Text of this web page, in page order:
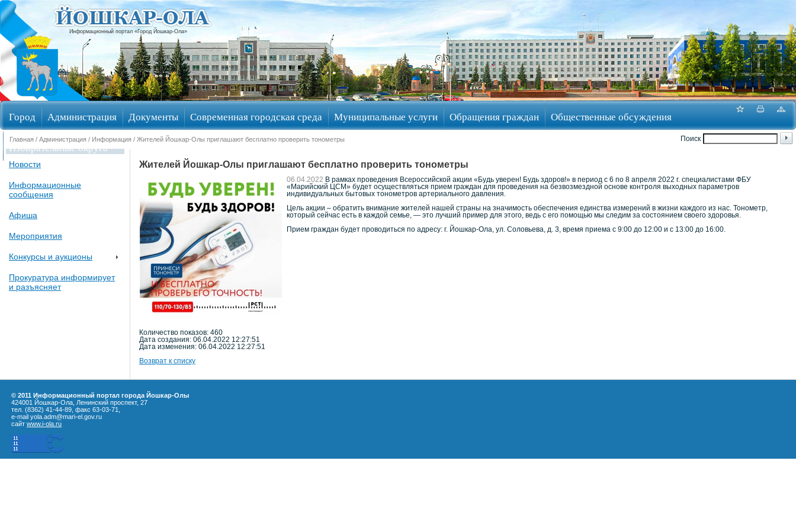
Информационный портал «Город Йошкар-Ола»
Город Администрация Документы Современная городская среда Муниципальные услуги Обращения граждан Общественные обсуждения
Избирательные округа
Поиск
Главная / Администрация / Информация / Жителей Йошкар-Олы приглашают бесплатно проверить тонометры
Новости
Информационные
сообщения
Афиша
Мероприятия
Конкурсы и аукционы
Прокуратура информирует
и разъясняет
Жителей Йошкар-Олы приглашают бесплатно проверить тонометры
06.04.2022 В рамках проведения Всероссийской акции «Будь уверен! Будь здоров!» в период с 6 по 8 апреля 2022 г. специалистами ФБУ
«Марийский ЦСМ» будет осуществляться прием граждан для проведения на безвозмездной основе контроля выходных параметров
индивидуальных бытовых тонометров артериального давления.
Цель акции – обратить внимание жителей нашей страны на значимость обеспечения единства измерений в жизни каждого из нас. Тонометр,
который сейчас есть в каждой семье, — это лучший пример для этого, ведь с его помощью мы следим за состоянием своего здоровья.
Прием граждан будет проводиться по адресу: г. Йошкар-Ола, ул. Соловьева, д. 3, время приема с 9:00 до 12:00 и с 13:00 до 16:00.
Количество показов: 460
Дата создания: 06.04.2022 12:27:51
Дата изменения: 06.04.2022 12:27:51
Возврат к списку
© 2011 Информационный портал города Йошкар-Олы
424001 Йошкар-Ола, Ленинский проспект, 27
тел. (8362) 41-44-89, факс 63-03-71,
e-mail yola.adm@mari-el.gov.ru
сайт www.i-ola.ru